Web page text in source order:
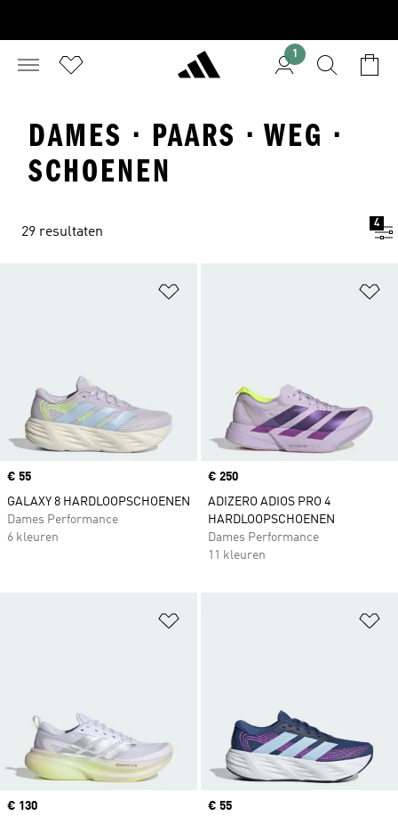
1
DAMES · PAARS · WEG ·
SCHOENEN
29 resultaten
4
Price
€ 55
GALAXY 8 HARDLOOPSCHOENEN
Dames Performance
6 kleuren
Price
€ 250
ADIZERO ADIOS PRO 4
HARDLOOPSCHOENEN
Dames Performance
11 kleuren
Price
€ 130
Price
€ 55